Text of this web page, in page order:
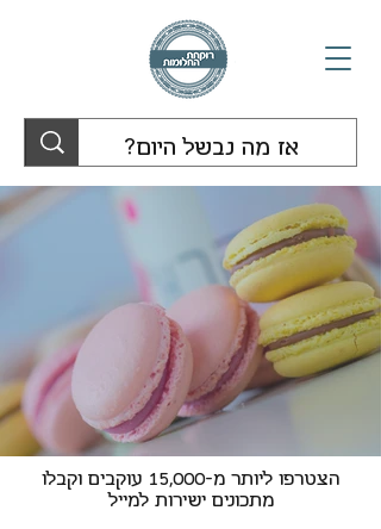
הצטרפו ליותר מ-15,000 עוקבים וקבלו
מתכונים ישירות למייל